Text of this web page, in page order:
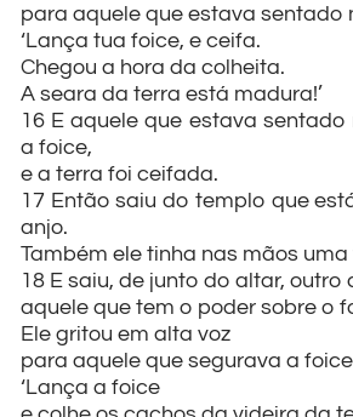
para aquele que estava sentado
‘Lança tua foice, e ceifa.
Chegou a hora da colheita.
A seara da terra está madura!’
16 E aquele que estava sentado
a foice,
e a terra foi ceifada.
17 Então saiu do templo que
anjo.
Também ele tinha nas mãos
18 E saiu, de junto do altar, outro
aquele que tem o poder sobre o
Ele gritou em alta voz
para aquele que segurava a
‘Lança a foice